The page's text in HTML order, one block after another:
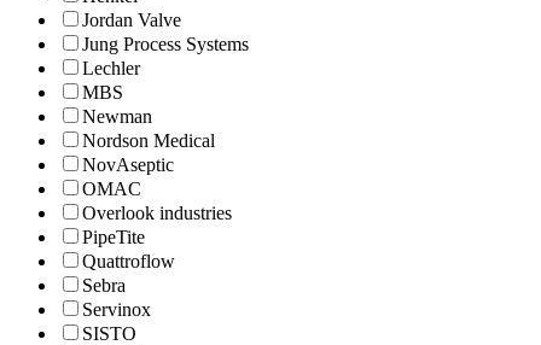
Jordan Valve
Jung Process Systems
Lechler
MBS
Newman
Nordson Medical
NovAseptic
OMAC
Overlook industries
PipeTite
Quattroflow
Sebra
Servinox
SISTO